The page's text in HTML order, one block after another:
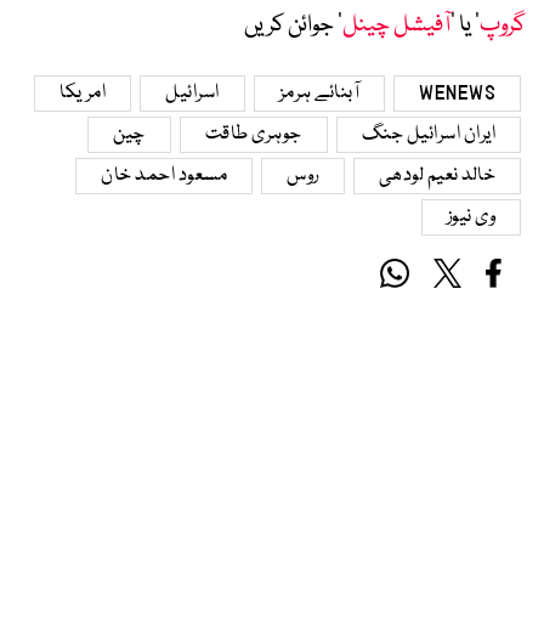
گروپ‘ یا ’آفیشل چینل‘ جوائن کریں
WENEWS آبنائے ہرمز اسرائیل
امریکا
ایران اسرائیل جنگ
جوہری طاقت
چین
خالد نعیم لودھی
روس
مسعود احمد خان
وی نیوز